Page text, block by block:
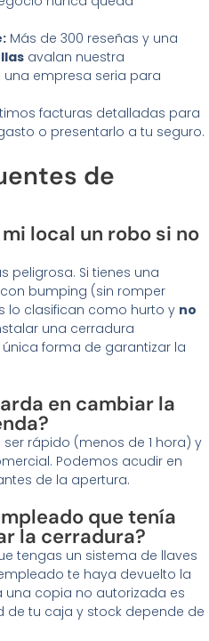
Más de 300 reseñas y una
avalan nuestra
empresa seria para
facturas detalladas para
o presentarlo a tu seguro.
de
local un robo si no
peligrosa. Si tienes una
bumping (sin romper
lo clasifican como hurto y no
una cerradura
forma de garantizar la
en cambiar la
rápido (menos de 1 hora) y
Podemos acudir en
de la apertura.
que tenía
la cerradura?
tengas un sistema de llaves
te haya devuelto la
una copia no autorizada es
de tu caja y stock depende de